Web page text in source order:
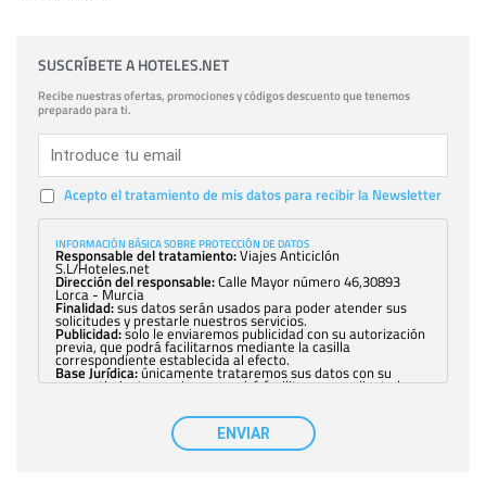
SUSCRÍBETE A HOTELES.NET
Recibe nuestras ofertas, promociones y códigos descuento que tenemos
preparado para ti.
Acepto el tratamiento de mis datos para recibir la Newsletter
INFORMACIÓN BÁSICA SOBRE PROTECCIÓN DE DATOS
Responsable del tratamiento:Viajes Anticiclón
S.L/Hoteles.net
Dirección del responsable:Calle Mayor número 46,30893
Lorca - Murcia
Finalidad:sus datos serán usados para poder atender sus
solicitudes y prestarle nuestros servicios.
Publicidad:solo le enviaremos publicidad con su autorización
previa, que podrá facilitarnos mediante la casilla
correspondiente establecida al efecto.
Base Jurídica:únicamente trataremos sus datos con su
consentimiento previo, que podrá facilitarnos mediante la
con carácter general, sólo el personal de
nuestra entidad que esté debidamente autorizado podrá
tener conocimiento de la información que le pedimos. No se
comunicarán datos a terceros.
ENVIAR